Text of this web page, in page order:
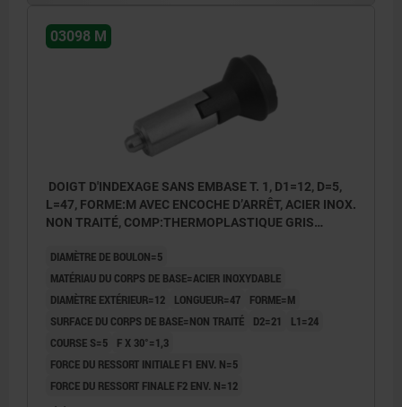
03098 M
DOIGT D'INDEXAGE SANS EMBASE T. 1, D1=12, D=5,
L=47, FORME:M AVEC ENCOCHE D’ARRÊT, ACIER INOX.
NON TRAITÉ, COMP:THERMOPLASTIQUE GRIS
DIAMÈTRE DE BOULON=5
MATÉRIAU DU CORPS DE BASE=ACIER INOXYDABLE
DIAMÈTRE EXTÉRIEUR=12
LONGUEUR=47
FORME=M
SURFACE DU CORPS DE BASE=NON TRAITÉ
D2=21
L1=24
COURSE S=5
F X 30°=1,3
FORCE DU RESSORT INITIALE F1 ENV. N=5
FORCE DU RESSORT FINALE F2 ENV. N=12